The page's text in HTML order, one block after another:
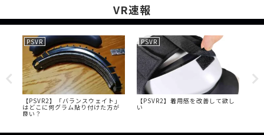
VR速報
PSVR
【PSVR2】「バランスウェイト」
はどこに何グラム貼り付けた方が
良い？
PSVR
【PSVR2】着用感を改善して欲し
い